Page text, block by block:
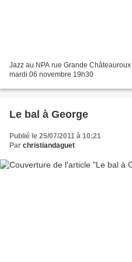
Jazz au NPA rue Grande
mardi 06 novembre 19h30
Le bal à George
Publié le 25/07/2011 à 10:21
Par christiandaguet